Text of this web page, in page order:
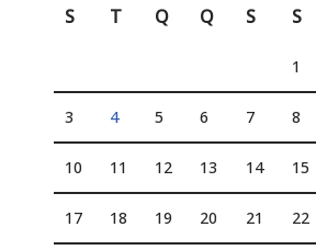
S
T Q Q S S
1
3 4 5 6 7 8
10 11 12 13 14 15
17 18 19 20 21 22